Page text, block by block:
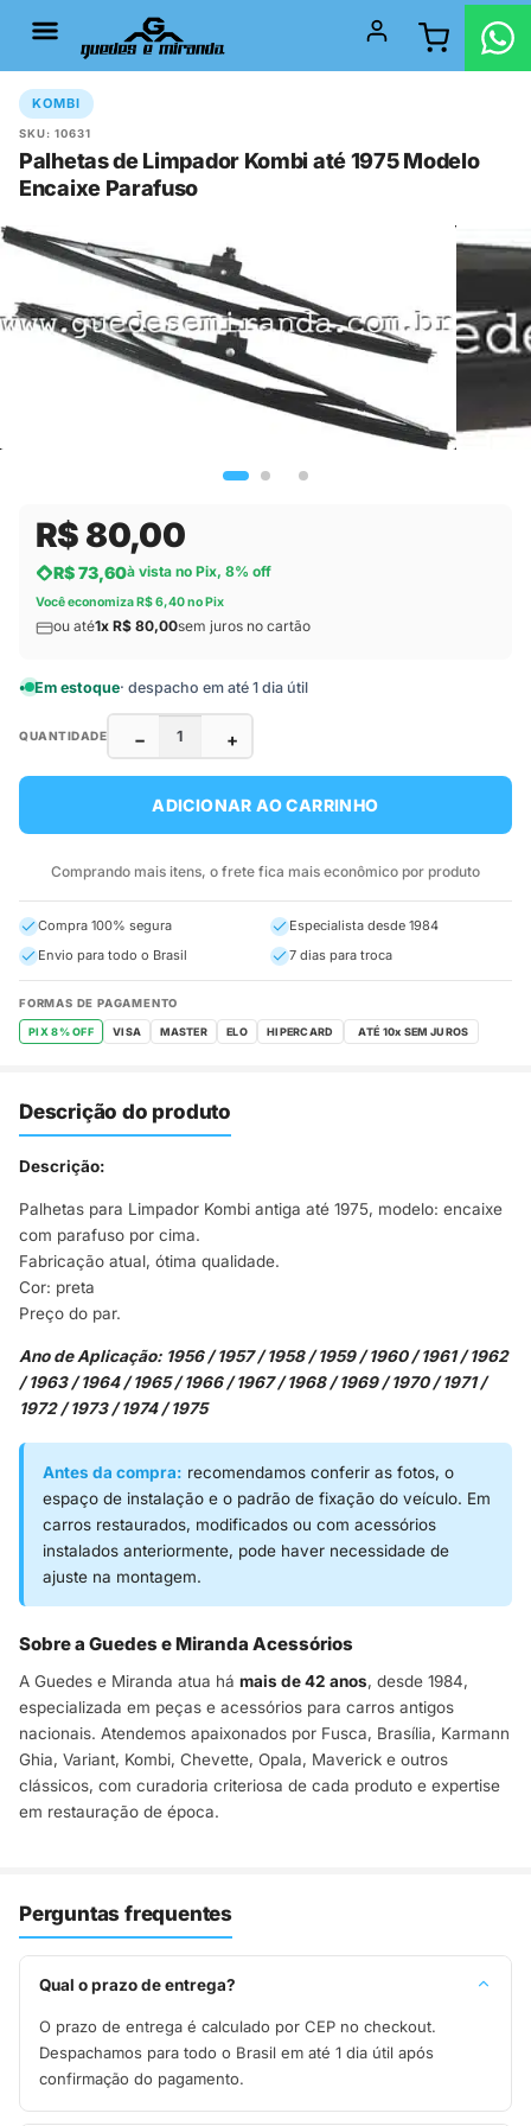
KOMBI
SKU: 10631
Palhetas de Limpador Kombi até 1975 Modelo
Encaixe Parafuso
R$ 80,00
R$ 73,60à vista no Pix, 8% off
Você economiza R$ 6,40 no Pix
ou até1x R$ 80,00sem juros no cartão
Em estoque· despacho em até 1 dia útil
QUANTIDADE − +
ADICIONAR AO CARRINHO
Comprando mais itens, o frete fica mais econômico por produto
Compra 100% segura
Especialista desde 1984
Envio para todo o Brasil
7 dias para troca
FORMAS DE PAGAMENTO
PIX 8% OFF VISA MASTER ELO HIPERCARD
Descrição do produto
Descrição:
Palhetas para Limpador Kombi antiga até 1975, modelo: encaixe
com parafuso por cima.
Fabricação atual, ótima qualidade.
Cor: preta
Preço do par.
Ano de Aplicação: 1956 / 1957 / 1958 / 1959 / 1960 / 1961 / 1962
/ 1963 / 1964 / 1965 / 1966 / 1967 / 1968 / 1969 / 1970 / 1971 /
1972 / 1973 / 1974 / 1975
Antes da compra: recomendamos conferir as fotos, o
espaço de instalação e o padrão de fixação do veículo. Em
carros restaurados, modificados ou com acessórios
instalados anteriormente, pode haver necessidade de
ajuste na montagem.
Sobre a Guedes e Miranda Acessórios
A Guedes e Miranda atua há mais de 42 anos, desde 1984,
especializada em peças e acessórios para carros antigos
nacionais. Atendemos apaixonados por Fusca, Brasília, Karmann
Ghia, Variant, Kombi, Chevette, Opala, Maverick e outros
clássicos, com curadoria criteriosa de cada produto e expertise
em restauração de época.
Perguntas frequentes
Qual o prazo de entrega?
O prazo de entrega é calculado por CEP no checkout.
Despachamos para todo o Brasil em até 1 dia útil após
confirmação do pagamento.